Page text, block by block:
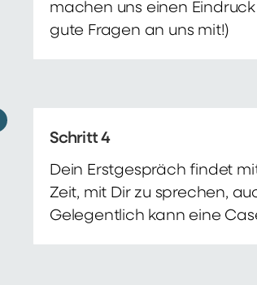
machen uns einen
gute Fragen an uns mit!)
Schritt 4
Dein Erstgespräch findet
Zeit, mit Dir zu sprechen,
Gelegentlich kann eine